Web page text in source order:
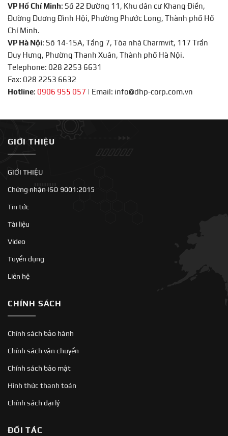
VP Hồ Chí Minh: Số 22 Đường 11, Khu dân cư Khang Điền,
Đường Dương Đình Hội, Phường Phước Long, Thành phố Hồ
Chí Minh.
VP Hà Nội: Số 14-15A, Tầng 7, Tòa nhà Charmvit, 117 Trần
Duy Hưng, Phường Thanh Xuân, Thành phố Hà Nội.
Telephone: 028 2253 6631
Fax: 028 2253 6632
Hotline: 0906 955 057 | Email: info@dhp-corp.com.vn
GIỚI THIỆU
GIỚI THIỆU
Chứng nhận ISO 9001:2015
Tin tức
Tài liệu
Video
Tuyển dụng
Liên hệ
CHÍNH SÁCH
Chính sách bảo hành
Chính sách vận chuyển
Chính sách bảo mật
Hình thức thanh toán
Chính sách đại lý
ĐỐI TÁC